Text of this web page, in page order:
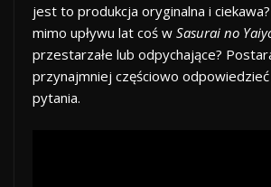
jest to produkcja oryginalna i
mimo upływu lat coś w Sasurai no
przestarzałe lub odpychające?
przynajmniej częściowo
pytania.